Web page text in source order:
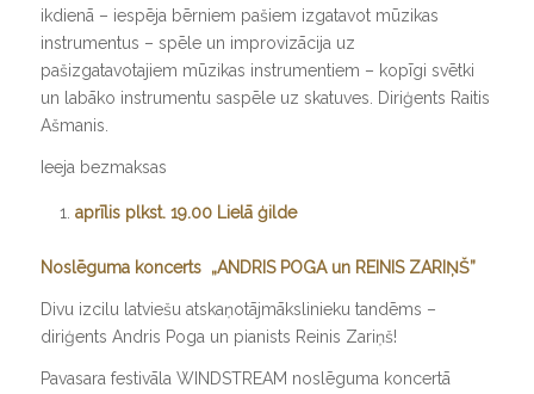
ikdienā – iespēja bērniem pašiem izgatavot mūzikas
instrumentus – spēle un improvizācija uz
pašizgatavotajiem mūzikas instrumentiem – kopīgi svētki
un labāko instrumentu saspēle uz skatuves. Diriģents Raitis
Ašmanis.
Ieeja bezmaksas
aprīlis plkst. 19.00 Lielā ģilde
Noslēguma koncerts „ANDRIS POGA un REINIS ZARIŅŠ”
Divu izcilu latviešu atskaņotājmākslinieku tandēms –
diriģents Andris Poga un pianists Reinis Zariņš!
Pavasara festivāla WINDSTREAM noslēguma koncertā